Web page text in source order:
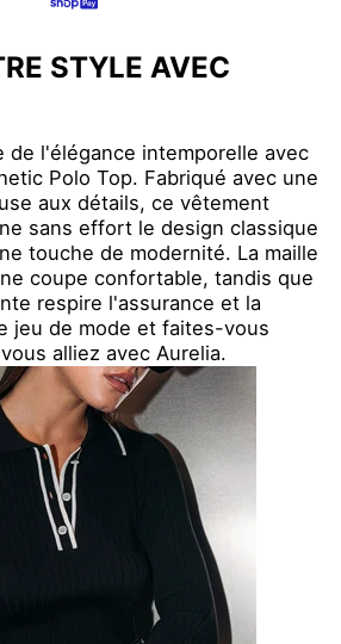
STYLE AVEC
de l'élégance intemporelle avec
Polo Top. Fabriqué avec une
aux détails, ce vêtement
sans effort le design classique
touche de modernité. La maille
coupe confortable, tandis que
respire l'assurance et la
jeu de mode et faites-vous
alliez avec Aurelia.